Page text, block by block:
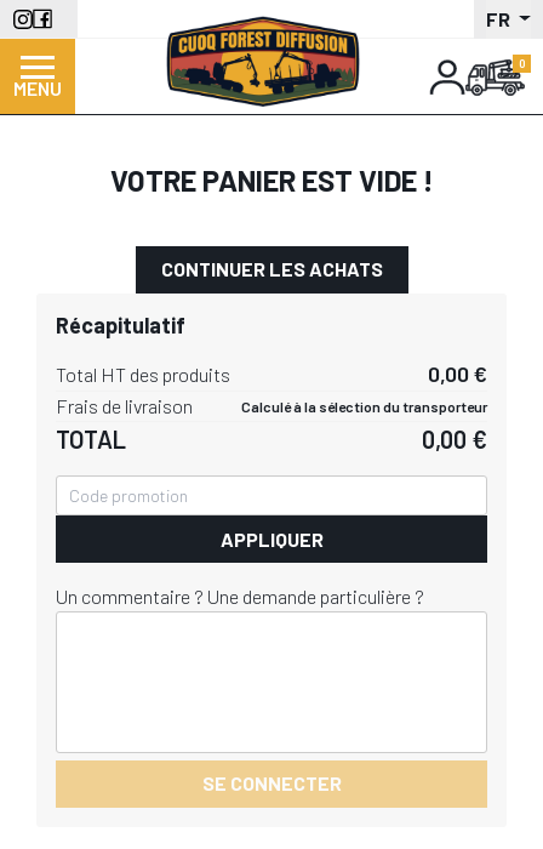
Aller
au
contenu
principal
FR
MENU
VOTRE PANIER EST VIDE !
CONTINUER LES ACHATS
Récapitulatif
Total HT des produits 0,00 €
Frais de livraison Calculé à la sélection du transporteur
TOTAL 0,00 €
APPLIQUER
Un commentaire ? Une demande particulière ?
SE CONNECTER